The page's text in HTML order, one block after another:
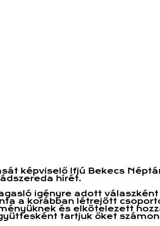
képviselő Ifjú Bekecs
hírét.
igényre adott
a korábban létrejött
és elkötelezett
tartjuk őket